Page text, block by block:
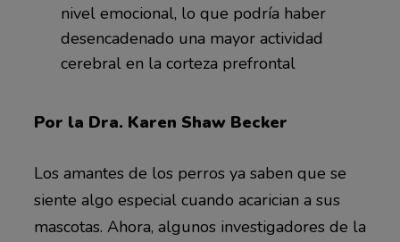
nivel emocional, lo que podría haber
desencadenado una mayor actividad
cerebral en la corteza prefrontal
Por la Dra. Karen Shaw Becker
Los amantes de los perros ya saben que se
siente algo especial cuando acarician a sus
mascotas. Ahora, algunos investigadores de la